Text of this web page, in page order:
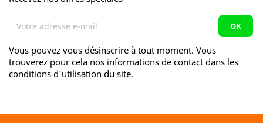
Vous pouvez vous désinscrire à tout moment. Vous
trouverez pour cela nos informations de contact dans les
conditions d'utilisation du site.